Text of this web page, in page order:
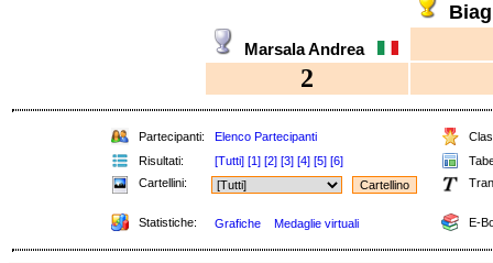
Marsala Andrea
2
Partecipanti: Elenco Partecipanti
Risultati:
[Tutti] [1] [2] [3] [4] [5] [6]
Cartellini:
Statistiche: Grafiche Medaglie virtuali E-